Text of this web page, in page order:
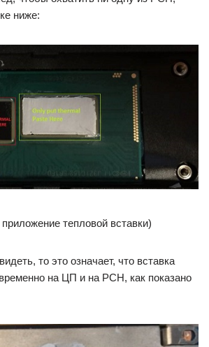
ниже:
тепловой вставки)
то это означает, что вставка
на ЦП и на PCH, как показано